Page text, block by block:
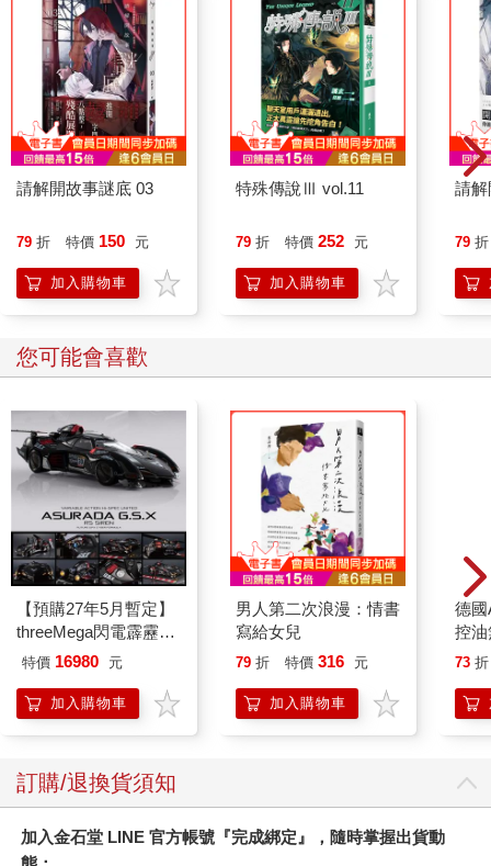
請解開故事謎底 03
79 折 特價 150 元
加入購物車
特殊傳說Ⅲ vol.11
79 折 特價 252 元
加入購物車
請解
79 折
您可能會喜歡
【預購27年5月暫定】
threeMega閃電霹靂車
VA Hi-SPEC UNITED
SIREN 黑色限定
特價 16980 元
加入購物車
男人第二次浪漫：情書
寫給女兒
79 折 特價 316 元
加入購物車
德國
控
凝露
調
滋
73 折
訂購/退換貨須知
加入金石堂 LINE 官方帳號『完成綁定』，隨時掌握出貨動